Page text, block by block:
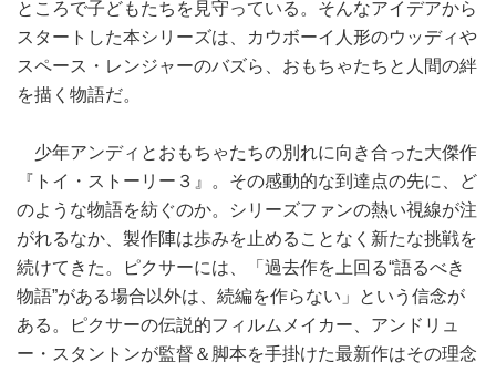
ところで子どもたちを見守っている。そんなアイデアから
スタートした本シリーズは、カウボーイ人形のウッディや
スペース・レンジャーのバズら、おもちゃたちと人間の絆
を描く物語だ。
少年アンディとおもちゃたちの別れに向き合った大傑作
『トイ・ストーリー３』。その感動的な到達点の先に、ど
のような物語を紡ぐのか。シリーズファンの熱い視線が注
がれるなか、製作陣は歩みを止めることなく新たな挑戦を
続けてきた。ピクサーには、「過去作を上回る“語るべき
物語”がある場合以外は、続編を作らない」という信念が
ある。ピクサーの伝説的フィルムメイカー、アンドリュ
ー・スタントンが監督＆脚本を手掛けた最新作はその理念